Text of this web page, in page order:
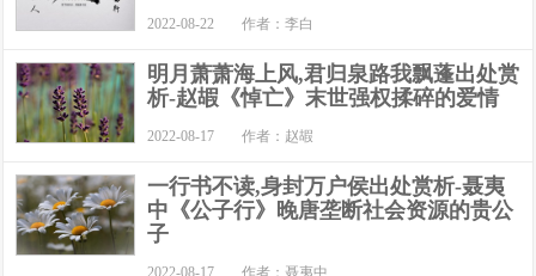
2022-08-22 作者：李白
明月萧萧海上风,君归泉路我飘蓬出处赏
析-赵嘏《悼亡》末世强权揉碎的爱情
2022-08-17 作者：赵嘏
一行书不读,身封万户侯出处赏析-聂夷
中《公子行》晚唐垄断社会资源的贵公
子
2022-08-17 作者：聂夷中